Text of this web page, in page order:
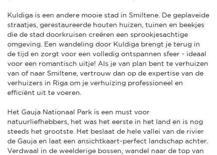
Kuldiga is een andere mooie stad in Smiltene. De geplaveide
straatjes, gerestaureerde houten huizen, tuinen en beekjes
die de stad doorkruisen creëren een sprookjesachtige
omgeving. Een wandeling door Kuldiga brengt je terug in
de tijd en zorgt voor een volledig ontspannen sfeer - ideaal
voor een romantisch uitje! Als je van plan bent te verhuizen
van of naar Smiltene, vertrouw dan op de expertise van de
verhuizers in Riga om je verhuizing professioneel en
efficiënt uit te voeren.
Het Gauja Nationaal Park is een must voor
natuurliefhebbers, het was het eerste in het land en is nog
steeds het grootste. Het beslaat de hele vallei van de rivier
de Gauja en laat een ansichtkaart-perfect landschap achter.
Verdwaal in de weelderige bossen, wandel naar de top van